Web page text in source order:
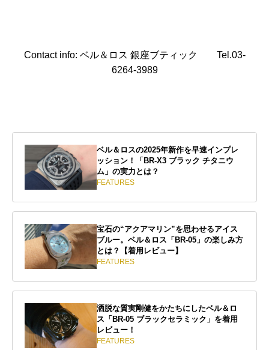
Contact info: ベル＆ロス 銀座ブティック Tel.03-
6264-3989
ベル＆ロスの2025年新作を早速インプレ
ッション！「BR-X3 ブラック チタニウ
ム」の実力とは？
FEATURES
宝石の“アクアマリン”を思わせるアイス
ブルー。ベル＆ロス「BR-05」の楽しみ方
とは？【着用レビュー】
FEATURES
洒脱な質実剛健をかたちにしたベル＆ロ
ス「BR-05 ブラックセラミック」を着用
レビュー！
FEATURES